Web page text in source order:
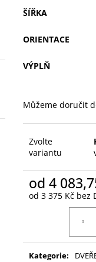
ŠÍŘKA
ORIENTACE
VÝPLŇ
Můžeme doručit
Zvolte
variantu
od 4
od 3 375 Kč bez
Kategorie: